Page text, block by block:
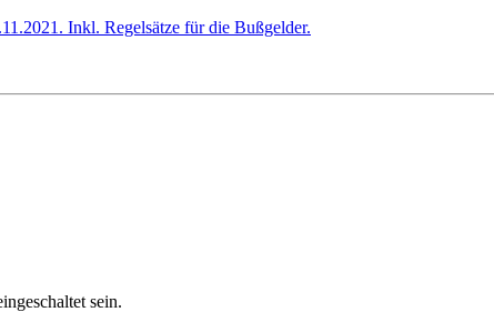
Inkl. Regelsätze für die Bußgelder.
sein.